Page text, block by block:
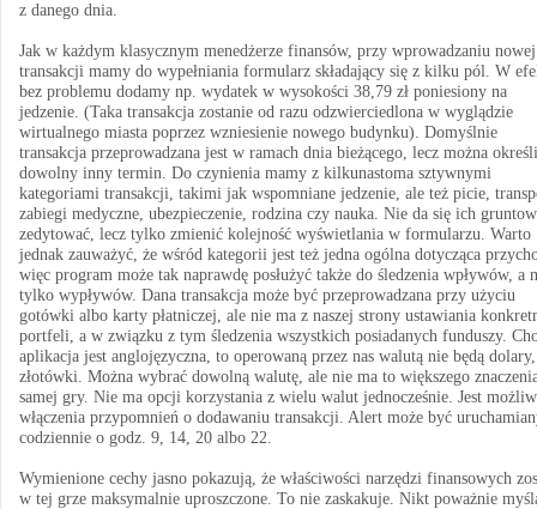
z danego dnia.
Jak w każdym klasycznym menedżerze finansów, przy wprowadzaniu nowej
transakcji mamy do wypełniania formularz składający się z kilku pól. W
bez problemu dodamy np. wydatek w wysokości 38,79 zł poniesiony na
jedzenie. (Taka transakcja zostanie od razu odzwierciedlona w wyglądzie
wirtualnego miasta poprzez wzniesienie nowego budynku). Domyślnie
transakcja przeprowadzana jest w ramach dnia bieżącego, lecz można
dowolny inny termin. Do czynienia mamy z kilkunastoma sztywnymi
kategoriami transakcji, takimi jak wspomniane jedzenie, ale też picie,
zabiegi medyczne, ubezpieczenie, rodzina czy nauka. Nie da się ich
zedytować, lecz tylko zmienić kolejność wyświetlania w formularzu. Warto
jednak zauważyć, że wśród kategorii jest też jedna ogólna dotycząca
więc program może tak naprawdę posłużyć także do śledzenia wpływów, a
tylko wypływów. Dana transakcja może być przeprowadzana przy użyciu
gotówki albo karty płatniczej, ale nie ma z naszej strony ustawiania
portfeli, a w związku z tym śledzenia wszystkich posiadanych funduszy.
aplikacja jest anglojęzyczna, to operowaną przez nas walutą nie będą
złotówki. Można wybrać dowolną walutę, ale nie ma to większego
samej gry. Nie ma opcji korzystania z wielu walut jednocześnie. Jest
włączenia przypomnień o dodawaniu transakcji. Alert może być
codziennie o godz. 9, 14, 20 albo 22.
Wymienione cechy jasno pokazują, że właściwości narzędzi finansowych
w tej grze maksymalnie uproszczone. To nie zaskakuje. Nikt poważnie